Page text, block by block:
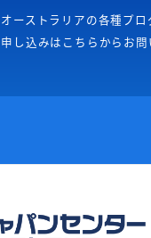
ーストラリアの各種プロ
し込みはこちらからお